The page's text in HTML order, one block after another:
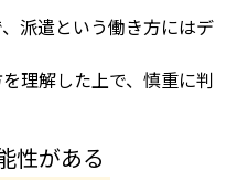
派遣という働き方にはデ
理解した上で、慎重に判
性がある